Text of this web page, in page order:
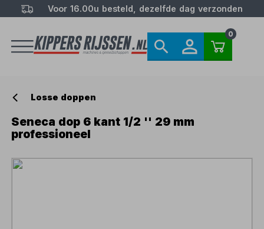
Voor 16.00u besteld, dezelfde dag verzonden
0
Losse doppen
Seneca dop 6 kant 1/2 '' 29 mm
professioneel